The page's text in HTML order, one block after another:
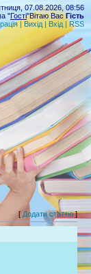
07.08.2026, 08:56
"Гості"Вітаю ВасГість
| Вихід|Вхід |RSS
[ Додати статтю]